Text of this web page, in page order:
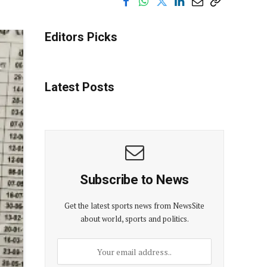
Editors Picks
Latest Posts
Subscribe to News
Get the latest sports news from NewsSite
about world, sports and politics.